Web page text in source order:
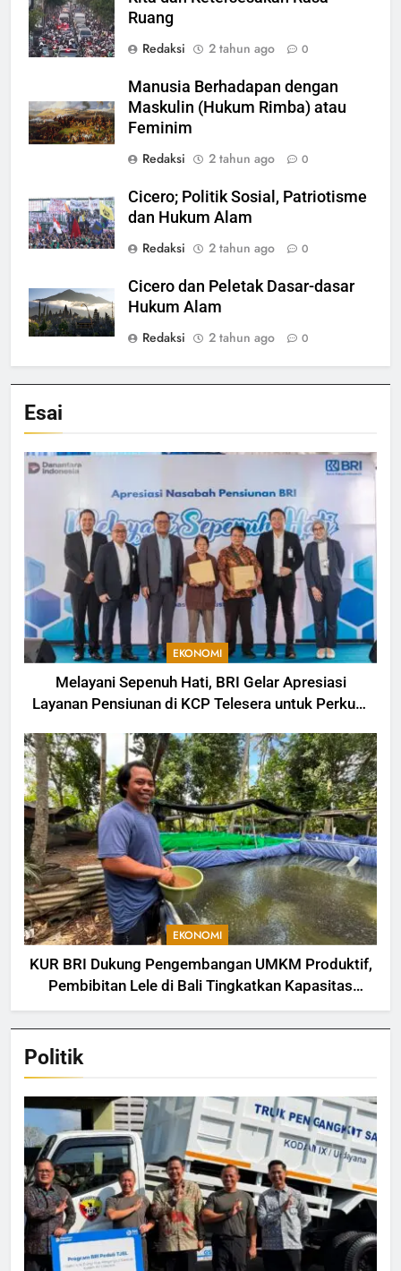
Ruang
Redaksi
2 tahun ago 0
Manusia Berhadapan dengan
Maskulin (Hukum Rimba) atau
Feminim
Redaksi
2 tahun ago 0
Cicero; Politik Sosial, Patriotisme
dan Hukum Alam
Redaksi
2 tahun ago 0
Cicero dan Peletak Dasar-dasar
Hukum Alam
Redaksi
2 tahun ago 0
Esai
EKONOMI
Melayani Sepenuh Hati, BRI Gelar Apresiasi
Layanan Pensiunan di KCP Telesera untuk Perkuat
EKONOMI
KUR BRI Dukung Pengembangan UMKM Produktif,
Pembibitan Lele di Bali Tingkatkan Kapasitas
Produksi
Politik